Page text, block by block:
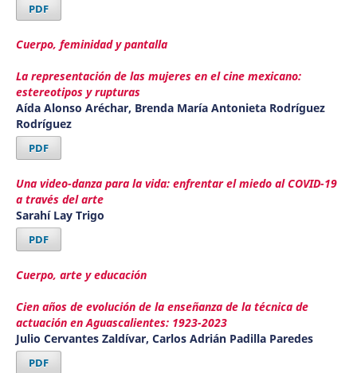
PDF
Cuerpo, feminidad y pantalla
La representación de las mujeres en el cine mexicano:
estereotipos y rupturas
Aída Alonso Aréchar, Brenda María Antonieta Rodríguez
Rodríguez
PDF
Una video-danza para la vida: enfrentar el miedo al COVID-19
a través del arte
Sarahí Lay Trigo
PDF
Cuerpo, arte y educación
Cien años de evolución de la enseñanza de la técnica de
actuación en Aguascalientes: 1923-2023
Julio Cervantes Zaldívar, Carlos Adrián Padilla Paredes
PDF